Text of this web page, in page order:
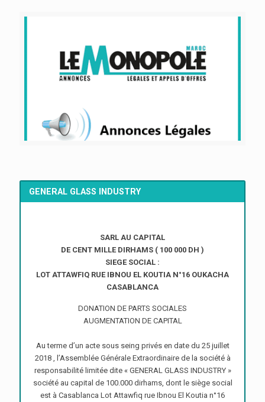
GENERAL GLASS INDUSTRY
SARL AU CAPITAL
DE CENT MILLE DIRHAMS ( 100 000 DH )
SIEGE SOCIAL :
LOT ATTAWFIQ RUE IBNOU EL KOUTIA N°16 OUKACHA
CASABLANCA
DONATION DE PARTS SOCIALES
AUGMENTATION DE CAPITAL
Au terme d’un acte sous seing privés en date du 25 juillet
2018 , l’Assemblée Générale Extraordinaire de la société à
responsabilité limitée dite « GENERAL GLASS INDUSTRY »
société au capital de 100.000 dirhams, dont le siège social
est à Casablanca Lot Attawfiq rue Ibnou El Koutia n°16